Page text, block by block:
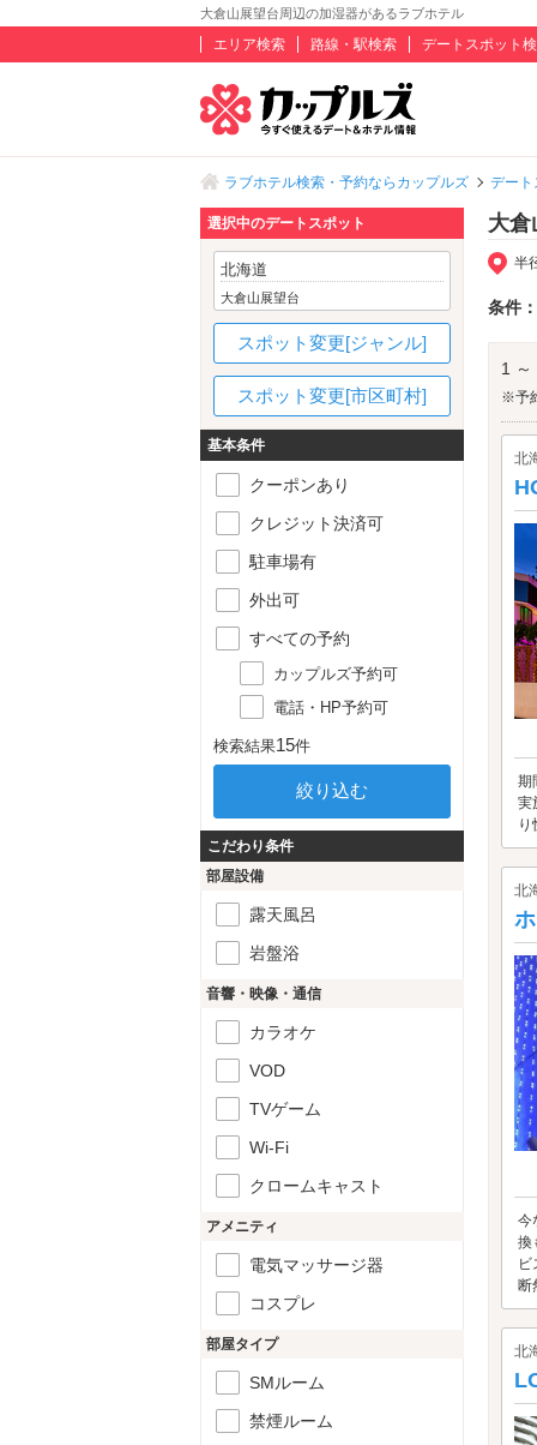
大倉山展望台周辺の加湿器があるラブホテル
エリア検索 路線・駅検索 デートスポット
ラブホテル検索・予約ならカップルズ デート
大倉
半
条件：
1 ～
※予
北
期
実
り
北
今
換
断
北
選択中のデートスポット
北海道
大倉山展望台
スポット変更[ジャンル]
スポット変更[市区町村]
基本条件
クーポンあり
クレジット決済可
駐車場有
外出可
すべての予約
カップルズ予約可
電話・HP予約可
検索結果15件
こだわり条件
部屋設備
露天風呂
岩盤浴
音響・映像・通信
カラオケ
VOD
TVゲーム
Wi-Fi
クロームキャスト
アメニティ
電気マッサージ器
コスプレ
部屋タイプ
SMルーム
禁煙ルーム